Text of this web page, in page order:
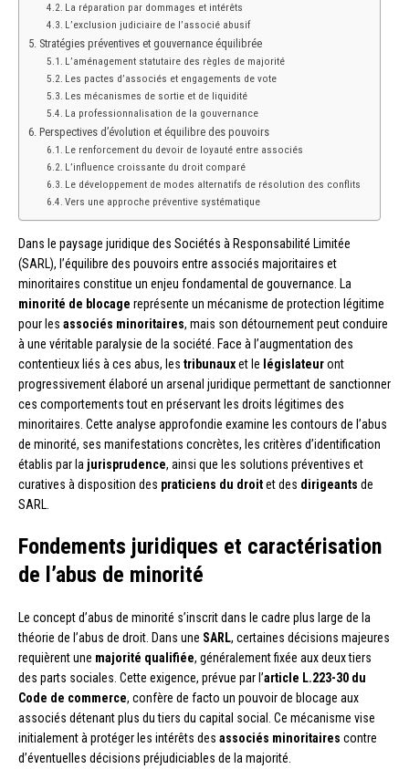
La réparation par dommages et intérêts
L’exclusion judiciaire de l’associé abusif
Stratégies préventives et gouvernance équilibrée
L’aménagement statutaire des règles de majorité
Les pactes d’associés et engagements de vote
Les mécanismes de sortie et de liquidité
La professionnalisation de la gouvernance
Perspectives d’évolution et équilibre des pouvoirs
Le renforcement du devoir de loyauté entre associés
L’influence croissante du droit comparé
Le développement de modes alternatifs de résolution des conflits
Vers une approche préventive systématique
Dans le paysage juridique des Sociétés à Responsabilité Limitée
(SARL), l’équilibre des pouvoirs entre associés majoritaires et
minoritaires constitue un enjeu fondamental de gouvernance. La
minorité de blocage représente un mécanisme de protection légitime
pour les associés minoritaires, mais son détournement peut conduire
à une véritable paralysie de la société. Face à l’augmentation des
contentieux liés à ces abus, les tribunauxet le législateuront
progressivement élaboré un arsenal juridique permettant de sanctionner
ces comportements tout en préservant les droits légitimes des
minoritaires. Cette analyse approfondie examine les contours de l’abus
de minorité, ses manifestations concrètes, les critères d’identification
établis par la jurisprudence, ainsi que les solutions préventives et
curatives à disposition des praticiens du droitet des dirigeants de
SARL.
Fondements juridiques et caractérisation
de l’abus de minorité
Le concept d’abus de minorité s’inscrit dans le cadre plus large de la
théorie de l’abus de droit. Dans une SARL, certaines décisions majeures
requièrent une majorité qualifiée, généralement fixée aux deux tiers
des parts sociales. Cette exigence, prévue par l’article L.223-30 du
Code de commerce, confère de facto un pouvoir de blocage aux
associés détenant plus du tiers du capital social. Ce mécanisme vise
initialement à protéger les intérêts des associés minoritaires contre
d’éventuelles décisions préjudiciables de la majorité.